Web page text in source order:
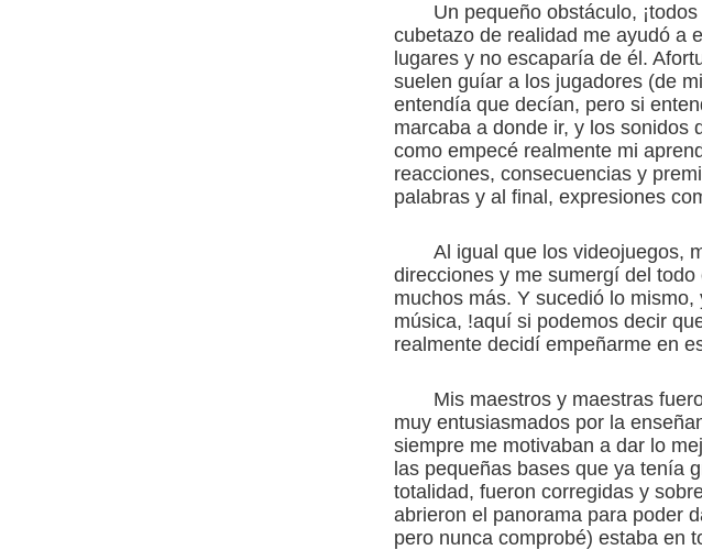
Un pequeño obstáculo,
cubetazo de realidad me ayudó a
lugares y no escaparía de él.
suelen guíar a los jugadores (de
entendía que decían, pero si
marcaba a donde ir, y los sonidos
como empecé realmente mi
reacciones, consecuencias y
palabras y al final, expresiones
Al igual que los videojuegos,
direcciones y me sumergí del
muchos más. Y sucedió lo
música, !aquí si podemos decir
realmente decidí empeñarme en
Mis maestros y maestras
muy entusiasmados por la
siempre me motivaban a dar lo
las pequeñas bases que ya tenía
totalidad, fueron corregidas y
abrieron el panorama para poder
pero nunca comprobé) estaba en